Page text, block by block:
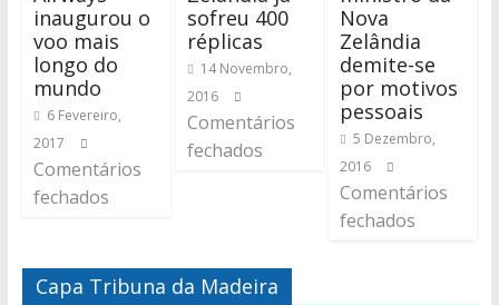
inaugurou o
voo mais
longo do
mundo
6 Fevereiro,
2017
Comentários
fechados
sofreu 400
réplicas
14 Novembro,
2016
Comentários
fechados
Nova
Zelândia
demite-se
por motivos
pessoais
5 Dezembro,
2016
Comentários
fechados
Capa Tribuna da Madeira